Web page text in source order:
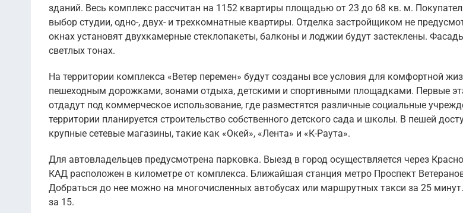
зданий. Весь комплекс рассчитан на 1152 квартиры площадью от 23 до 68 кв. м.
выбор студии, одно-, двух- и трехкомнатные квартиры. Отделка застройщиком не
окнах установят двухкамерные стеклопакеты, балконы и лоджии будут застеклены.
светлых тонах.
На территории комплекса «Ветер перемен» будут созданы все условия для комфортной
пешеходным дорожками, зонами отдыха, детскими и спортивными площадками. Первые
отдадут под коммерческое использование, где разместятся различные социальные
территории планируется строительство собственного детского сада и школы. В пешей
крупные сетевые магазины, такие как «Окей», «Лента» и «К-Раута».
Для автовладельцев предусмотрена парковка. Выезд в город осуществляется через
КАД расположен в километре от комплекса. Ближайшая станция метро Проспект
Добраться до нее можно на многочисленных автобусах или маршрутных такси за 25
за 15.